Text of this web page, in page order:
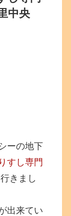
中央
ーの地下
すし専門
行きまし
出来てい